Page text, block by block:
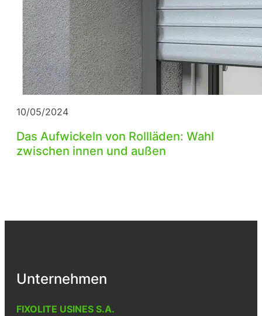
10/05/2024
Das Aufwickeln von Rollläden: Wahl
zwischen innen und außen
Unternehmen
FIXOLITE USINES S.A.